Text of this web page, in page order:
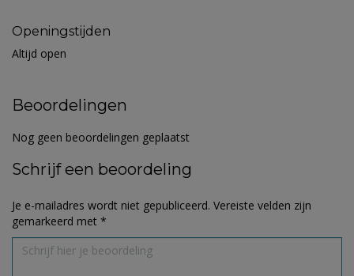
Openingstijden
Altijd open
Beoordelingen
Nog geen beoordelingen geplaatst
Schrijf een beoordeling
Je e-mailadres wordt niet gepubliceerd. Vereiste velden zijn
gemarkeerd met *